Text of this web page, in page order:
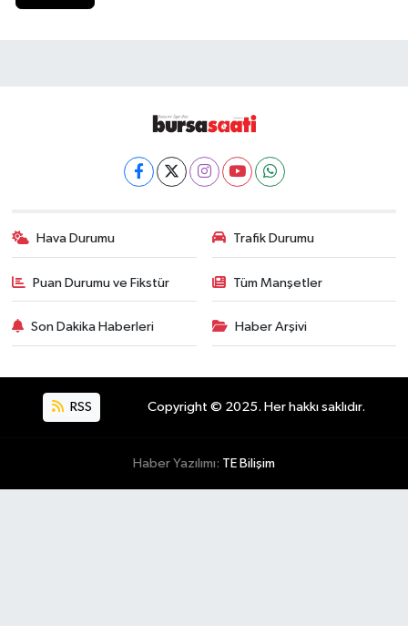
Hava Durumu Trafik Durumu
Puan Durumu ve Fikstür Tüm Manşetler
Son Dakika Haberleri Haber Arşivi
RSS Copyright © 2025. Her hakkı saklıdır.
Haber Yazılımı: TE Bilişim